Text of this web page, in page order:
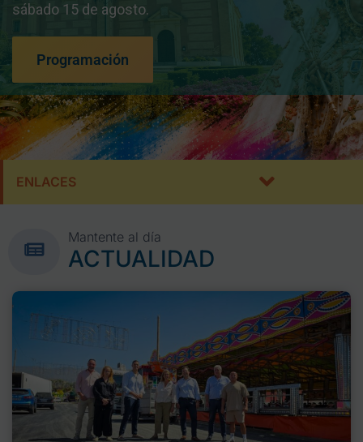
sábado 15 de agosto.
Programación
ENLACES
Mantente al día
ACTUALIDAD